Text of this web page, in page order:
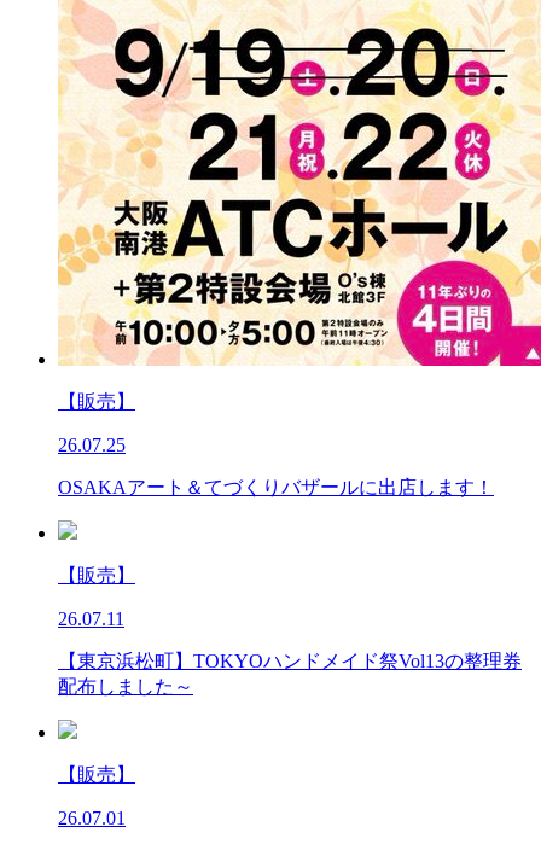
【販売】
26.07.25
OSAKAアート＆てづくりバザールに出店します！
【販売】
26.07.11
【東京浜松町】TOKYOハンドメイド祭Vol13の整理券
配布しました～
【販売】
26.07.01